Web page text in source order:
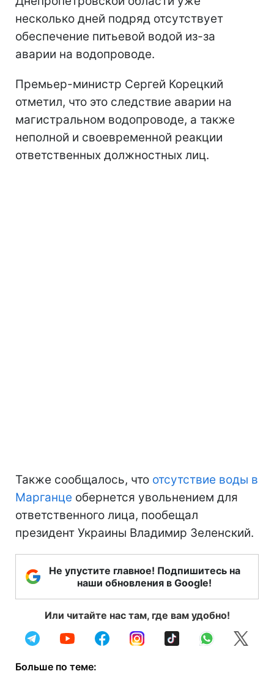
несколько дней подряд отсутствует
обеспечение питьевой водой из-за
аварии на водопроводе.
Премьер-министр Сергей Корецкий
отметил, что это следствие аварии на
магистральном водопроводе, а также
неполной и своевременной реакции
ответственных должностных лиц.
Также сообщалось, что отсутствие воды в
Марганце обернется увольнением для
ответственного лица, пообещал
президент Украины Владимир Зеленский.
Не упустите главное! Подпишитесь на
наши обновления в Google!
Или читайте нас там, где вам удобно!
Больше по теме: